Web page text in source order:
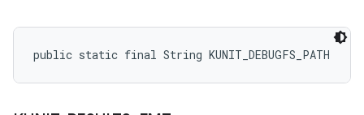
public static final String KUNIT_DEBUGFS_PATH